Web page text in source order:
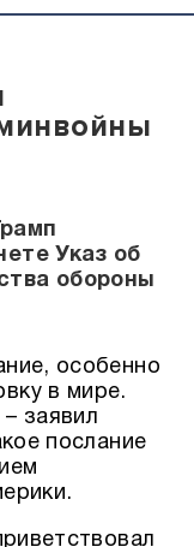
Указ об
обороны
особенно
в мире.
заявил
послание